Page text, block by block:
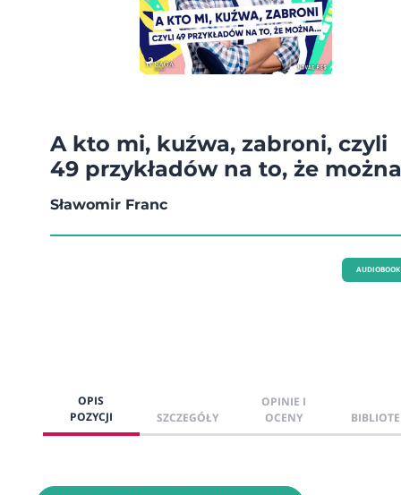
A kto mi, kuźwa, zabroni, czyli
49 przykładów na to, że można
Sławomir Franc
AUDIOBOOK
OPIS
POZYCJI
SZCZEGÓŁY
OPINIE I
OCENY